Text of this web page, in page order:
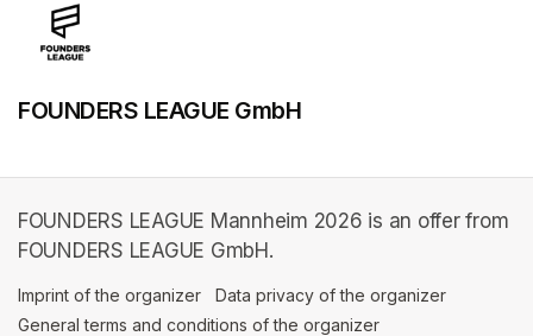
FOUNDERS LEAGUE GmbH
FOUNDERS LEAGUE Mannheim 2026 is an offer from
FOUNDERS LEAGUE GmbH.
Imprint of the organizer (opens in a new tab)
Data privacy of the organizer
General terms and conditions of the organizer